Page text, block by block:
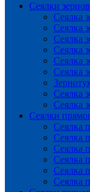
Сеялки
Сеялка
Сеялка
Сеялка
Сеялка
Сеялка
Сеялка
Сеялка
Сеялка
Сеялки
Сеялка
Сеялка
Сеялка
Сеялка
Сеялка
Сеялка